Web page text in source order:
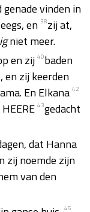
vinden in
en 38zij at,
niet meer.
en zij 40baden
en zij keerden
En Elkana 42
43gedacht
dat Hanna
zij noemde zijn
van den
45